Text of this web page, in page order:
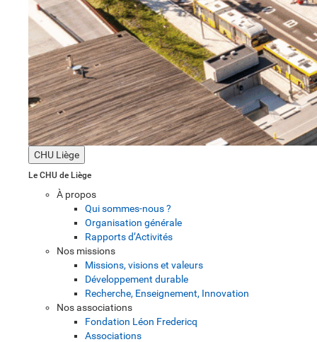
CHU Liège
Le CHU de Liège
À propos
Qui sommes-nous ?
Organisation générale
Rapports d’Activités
Nos missions
Missions, visions et valeurs
Développement durable
Recherche, Enseignement, Innovation
Nos associations
Fondation Léon Fredericq
Associations